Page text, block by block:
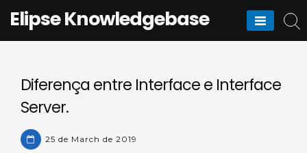
Elipse Knowledgebase
Diferença entre Interface e Interface
Server.
25 de March de 2019